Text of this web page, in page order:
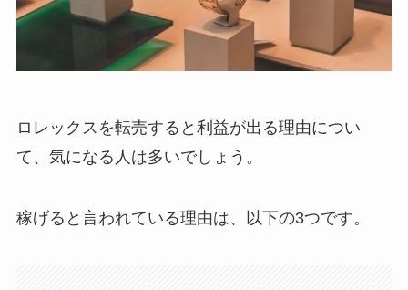
ロレックスを転売すると利益が出る理由につい
て、気になる人は多いでしょう。
稼げると言われている理由は、以下の3つです。